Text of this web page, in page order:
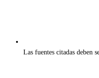
Las fuentes citadas deben